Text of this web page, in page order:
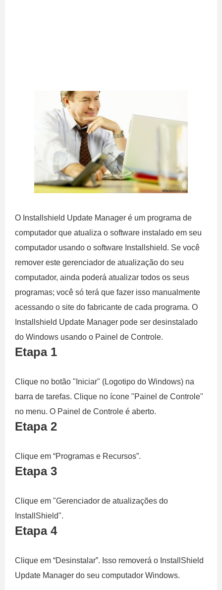
O Installshield Update Manager é um programa de
computador que atualiza o software instalado em seu
computador usando o software Installshield. Se você
remover este gerenciador de atualização do seu
computador, ainda poderá atualizar todos os seus
programas; você só terá que fazer isso manualmente
acessando o site do fabricante de cada programa. O
Installshield Update Manager pode ser desinstalado
do Windows usando o Painel de Controle.
Etapa 1
Clique no botão "Iniciar" (Logotipo do Windows) na
barra de tarefas. Clique no ícone "Painel de Controle"
no menu. O Painel de Controle é aberto.
Etapa 2
Clique em “Programas e Recursos”.
Etapa 3
Clique em "Gerenciador de atualizações do
InstallShield".
Etapa 4
Clique em “Desinstalar”. Isso removerá o InstallShield
Update Manager do seu computador Windows.